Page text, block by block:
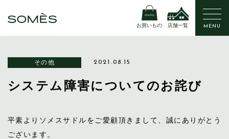
お買いもの 店舗一覧 MENU
その他 2021.08.15
システム障害についてのお詫び
平素よりソメスサドルをご愛顧頂きまして、誠にありがとう
ございます。